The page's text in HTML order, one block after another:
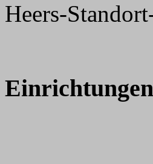
Heers-
Einrichtungen